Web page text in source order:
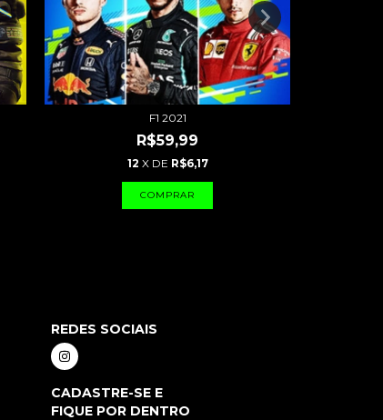
F1 2021
R$59,99
12 X DE R$6,17
REDES SOCIAIS
CADASTRE-SE E
FIQUE POR DENTRO